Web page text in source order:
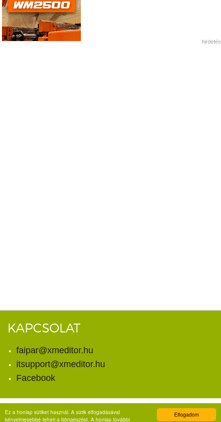
Elfogadom
Ez a honlap sütiket használ. A sütik elfogadásával
kényelmesebbé teheti a böngészést. A honlap további
hirdetés
KAPCSOLAT
faipar@xmeditor.hu
itsupport@xmeditor.hu
Facebook
© Copyright 2026. X-meditor Kft.